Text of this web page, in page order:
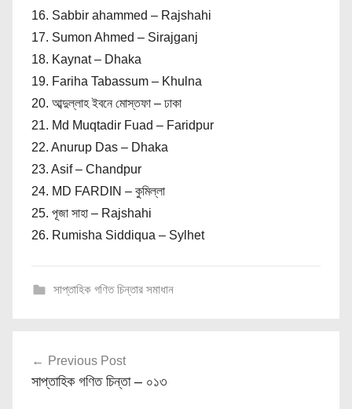
16. Sabbir ahammed – Rajshahi
17. Sumon Ahmed – Sirajganj
18. Kaynat – Dhaka
19. Fariha Tabassum – Khulna
20. আব্দুল্লাহ ইবনে মোস্তফা – ঢাকা
21. Md Muqtadir Fuad – Faridpur
22. Anurup Das – Dhaka
23. Asif – Chandpur
24. MD FARDIN – কুমিল্লা
25. পূজা সাহা – Rajshahi
26. Rumisha Siddiqua – Sylhet
সাপ্তাহিক গণিত চিন্তার সমাধান
navigation
Previous Post
সাপ্তাহিক গণিত চিন্তা – ০১৩